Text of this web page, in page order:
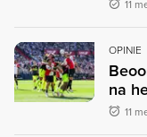
11
OPINIE
na
11